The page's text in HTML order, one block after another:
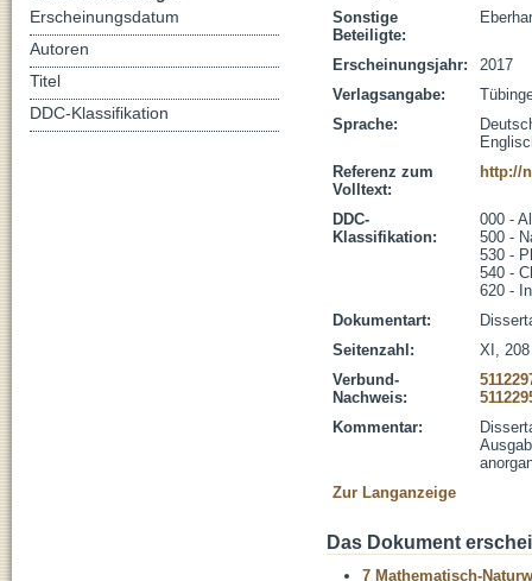
Sonstige
Beteiligte:
Erscheinungsjahr:
2017
Verlagsangabe:
Sprache:
Referenz zum
Volltext:
http://
DDC-
Klassifikation:
000 -
500 -
530 -
540 -
620 -
Dokumentart:
Seitenzahl:
XI,
Verbund-
Nachweis:
Kommentar:
Zur Langanzeige
Das Dokument
7 Mathematisch-
Erscheinungsdatum
Autoren
Titel
DDC-Klassifikation